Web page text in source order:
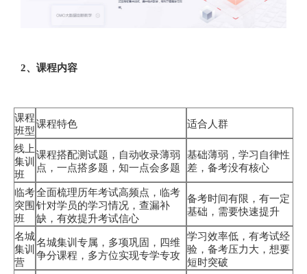
2、课程内容
课程
班型
课程特色 适合人群
线上
集训
班
课程搭配测试题，自动收录薄弱
点，一点搭多题，知一点会多题
基础薄弱，学习自律性
差，备考没有核心
临考
突围
班
全面梳理历年考试高频点，临考
针对学员的学习情况，查漏补
缺，有效提升考试信心
备考时间有限，有一定
基础，需要快速提升
名城
集训
营
名城集训专属，多项巩固，四维
争分课程，多方位实现专学专攻
学习效率低，有考试经
验，备考压力大，想要
短时突破